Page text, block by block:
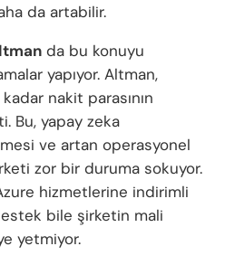
da artabilir.
da bu konuyu
yapıyor. Altman,
nakit parasının
Bu, yapay zeka
ve artan operasyonel
zor bir duruma sokuyor.
hizmetlerine indirimli
bile şirketin mali
yetmiyor.